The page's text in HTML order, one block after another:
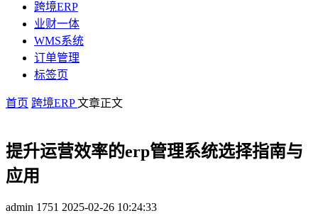
跨境ERP
业财一体
WMS系统
订单管理
标签页
首页 跨境ERP文章正文
提升运营效率的erp管理系统选择指南与
应用
admin 1751 2025-02-26 10:24:33